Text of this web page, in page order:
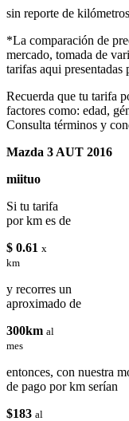
sin reporte de kilómetros
*La comparación de
mercado, tomada de
tarifas aqui presentadas
Recuerda que tu tarifa
factores como: edad,
Consulta términos y
Mazda 3 AUT 2016
miituo
Si tu tarifa
por km es de
$ 0.61 x
km
y recorres un
aproximado de
300km al
mes
entonces, con nuestra
de pago por km serían
$183 al